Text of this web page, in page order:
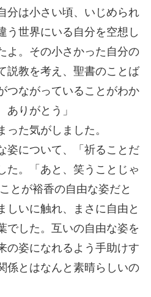
分は小さい頃、いじめられ
う世界にいる自分を空想し
よ。その小さかった自分の
説教を考え、聖書のことば
つながっていることがわか
りがとう」
た気がしました。
姿について、「祈ることだ
た。「あと、笑うことじゃ
とが裕香の自由な姿だと
しいに触れ、まさに自由と
でした。互いの自由な姿を
の姿になれるよう手助けす
とはなんと素晴らしいの